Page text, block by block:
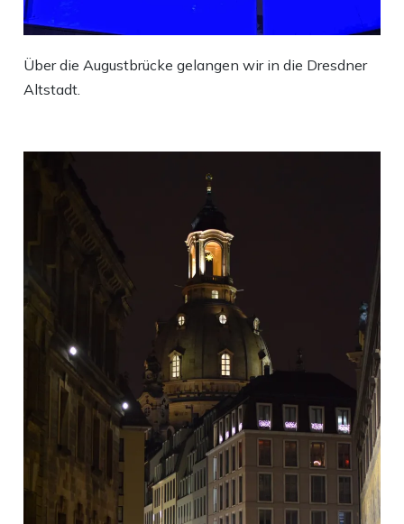
Über die Augustbrücke gelangen wir in die Dresdner
Altstadt.